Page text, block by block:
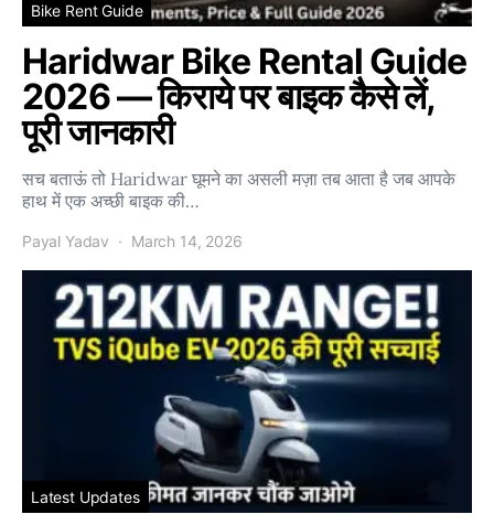
Bike Rent Guide
Haridwar Bike Rental Guide
2026 — किराये पर बाइक कैसे लें,
पूरी जानकारी
सच बताऊं तो Haridwar घूमने का असली मज़ा तब आता है जब आपके
हाथ में एक अच्छी बाइक की…
Payal Yadav March 14, 2026
Latest Updates